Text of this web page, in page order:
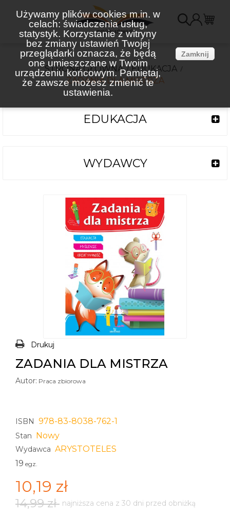
Używamy plików cookies m.in. w
celach: świadczenia usług,
statystyk. Korzystanie z witryny
bez zmiany ustawień Twojej
przeglądarki oznacza, że będą
one umieszczane w Twoim
urządzeniu końcowym. Pamiętaj,
że zawsze możesz zmienić te
ustawienia.
Zamknij
STRONA GŁÓWNA
EDUKACJA
ZADANIA DLA MISTRZA
EDUKACJA
WYDAWCY
Drukuj
ZADANIA DLA MISTRZA
Autor: Praca zbiorowa
ISBN 978-83-8038-762-1
Stan Nowy
Wydawca ARYSTOTELES
19 egz.
10,19 zł
14,99 zł najniższa cena z 30 dni przed obniżką